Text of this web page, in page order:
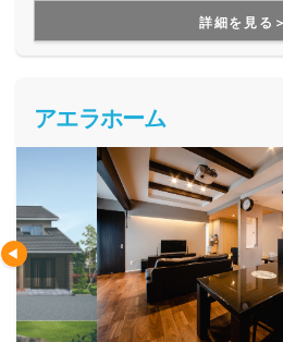
まいづくりをしています。Z空調の
あるので、体験した上で納得して
出来ます。是非一度、実際に足を
詳細を見る＞
アエラホーム